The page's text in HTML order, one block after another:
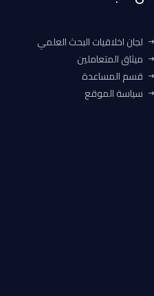
لجان اخلاقيات البحث العلمي
ميثاق المتعاملين
قسم المساعدة
سياسة الموقع